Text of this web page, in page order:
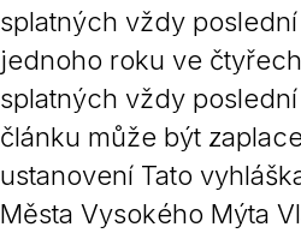
splatných vždy
jednoho roku ve
splatných vždy
článku může být
ustanovení Tato
Města Vysokého Mýta